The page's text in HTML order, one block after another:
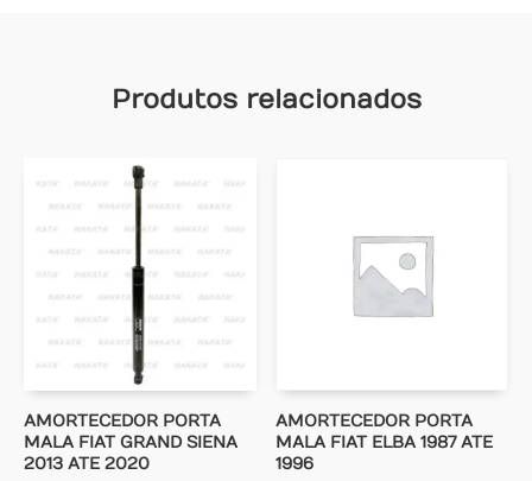
Produtos relacionados
AMORTECEDOR PORTA
MALA FIAT GRAND SIENA
2013 ATE 2020
AMORTECEDOR PORTA
MALA FIAT ELBA 1987 ATE
1996